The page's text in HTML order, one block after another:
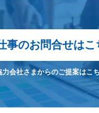
事のお問合せはこ
力会社さまからのご提案はこ